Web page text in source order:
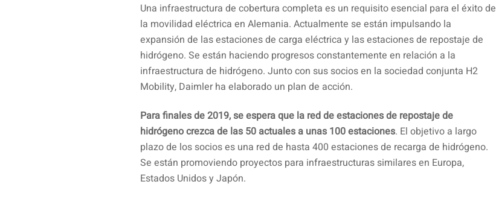
Una infraestructura de cobertura completa es un requisito esencial para el éxito de
la movilidad eléctrica en Alemania. Actualmente se están impulsando la
expansión de las estaciones de carga eléctrica y las estaciones de repostaje de
hidrógeno. Se están haciendo progresos constantemente en relación a la
infraestructura de hidrógeno. Junto con sus socios en la sociedad conjunta H2
Mobility, Daimler ha elaborado un plan de acción.
Para finales de 2019, se espera que la red de estaciones de repostaje de
hidrógeno crezca de las 50 actuales a unas 100 estaciones. El objetivo a largo
plazo de los socios es una red de hasta 400 estaciones de recarga de hidrógeno.
Se están promoviendo proyectos para infraestructuras similares en Europa,
Estados Unidos y Japón.